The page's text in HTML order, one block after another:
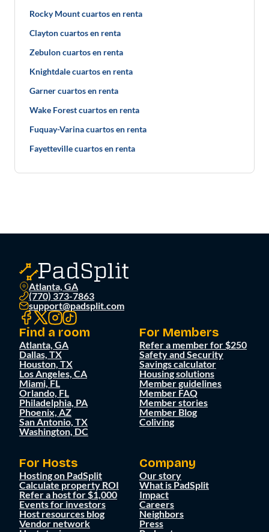
Rocky Mount cuartos en renta
Clayton cuartos en renta
Zebulon cuartos en renta
Knightdale cuartos en renta
Garner cuartos en renta
Wake Forest cuartos en renta
Fuquay-Varina cuartos en renta
Fayetteville cuartos en renta
Atlanta, GA
(770) 373-7863
support@padsplit.com
Find a room
Atlanta, GA
Dallas, TX
Houston, TX
Los Angeles, CA
Miami, FL
Orlando, FL
Philadelphia, PA
Phoenix, AZ
San Antonio, TX
Washington, DC
For Members
Refer a member for $250
Safety and Security
Savings calculator
Housing solutions
Member guidelines
Member FAQ
Member stories
Member Blog
Coliving
For Hosts
Hosting on PadSplit
Calculate property ROI
Refer a host for $1,000
Events for investors
Host resources blog
Vendor network
Company
Our story
What is PadSplit
Impact
Careers
Neighbors
Press